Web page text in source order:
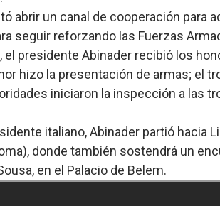
abrir un canal de cooperación para
seguir reforzando las Fuerzas
el presidente Abinader recibió los
hizo la presentación de armas; el
iniciaron la inspección a las
italiano, Abinader partió hacia
donde también sostendrá un
en el Palacio de Belem.